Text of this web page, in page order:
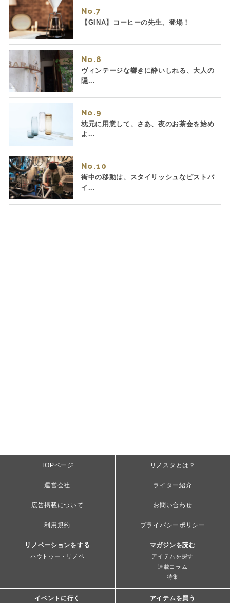
No.
【GINA】コーヒーの先生、登場！
No.
ヴィンテージな響きに酔いしれる、大人の
隠...
No.
枕元に用意して、さあ、夜のお茶会を始め
よ...
No.
街中の移動は、スタイリッシュなピストバ
イ...
TOPページ リノスタとは？
運営会社 ライター紹介
広告掲載について お問い合わせ
利用規約 プライバシーポリシー
リノベーションをする
ハウトゥー・リノベ
マガジンを読む
アイテムを探す
連載コラム
特集
イベントに行く アイテムを買う